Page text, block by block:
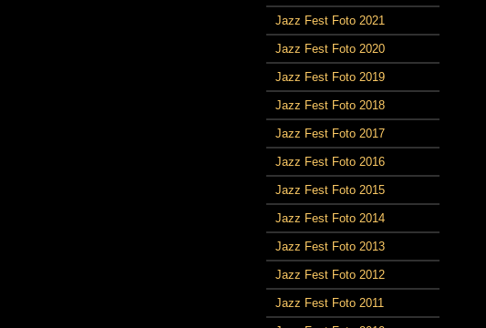
Jazz Fest Foto 2021
Jazz Fest Foto 2020
Jazz Fest Foto 2019
Jazz Fest Foto 2018
Jazz Fest Foto 2017
Jazz Fest Foto 2016
Jazz Fest Foto 2015
Jazz Fest Foto 2014
Jazz Fest Foto 2013
Jazz Fest Foto 2012
Jazz Fest Foto 2011